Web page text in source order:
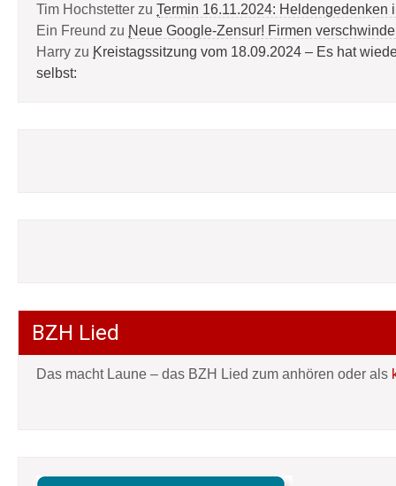
Tim Hochstetter zu Termin 16.11.2024: Heldengedenken
Ein Freund zu Neue Google-Zensur! Firmen
Harry zu Kreistagssitzung vom 18.09.2024 – Es hat
selbst:
BZH Lied
Das macht Laune – das BZH Lied zum anhören oder als